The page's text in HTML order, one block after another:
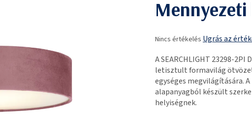
termék
értékelése
5-
ből
0,0
csillag.
Nincs értékelés Ugrás az
A SEARCHLIGHT 23298-
letisztult formavilág
egységes megvilágítására.
alapanyagból készült
helyiségnek.